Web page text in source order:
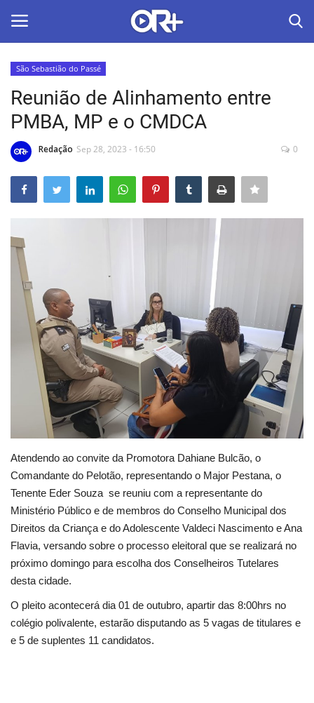
Home
O Radião News
Últimas
Política
Economia
Educação
Municípios
Esportes
Language
portugues English
São Sebastião do Passé
Reunião de Alinhamento entre
PMBA, MP e o CMDCA
Redação Sep 28, 2023 - 16:50 0
Atendendo ao convite da Promotora Dahiane Bulcão, o
Comandante do Pelotão, representando o Major Pestana, o
Tenente Eder Souza se reuniu com a representante do
Ministério Público e de membros do Conselho Municipal dos
Direitos da Criança e do Adolescente Valdeci Nascimento e Ana
Flavia, versando sobre o processo eleitoral que se realizará no
próximo domingo para escolha dos Conselheiros Tutelares
desta cidade.
O pleito acontecerá dia 01 de outubro, apartir das 8:00hrs no
colégio polivalente, estarão disputando as 5 vagas de titulares e
e 5 de suplentes 11 candidatos.